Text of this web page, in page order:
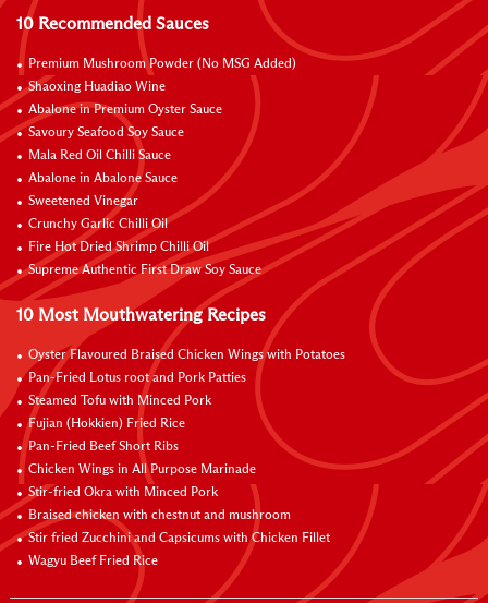
10 Recommended Sauces
Premium Mushroom Powder (No MSG Added)
Shaoxing Huadiao Wine
Abalone in Premium Oyster Sauce
Savoury Seafood Soy Sauce
Mala Red Oil Chilli Sauce
Abalone in Abalone Sauce
Sweetened Vinegar
Crunchy Garlic Chilli Oil
Fire Hot Dried Shrimp Chilli Oil
Supreme Authentic First Draw Soy Sauce
10 Most Mouthwatering Recipes
Oyster Flavoured Braised Chicken Wings with Potatoes
Pan-Fried Lotus root and Pork Patties
Steamed Tofu with Minced Pork
Fujian (Hokkien) Fried Rice
Pan-Fried Beef Short Ribs
Chicken Wings in All Purpose Marinade
Stir-fried Okra with Minced Pork
Braised chicken with chestnut and mushroom
Stir fried Zucchini and Capsicums with Chicken Fillet
Wagyu Beef Fried Rice